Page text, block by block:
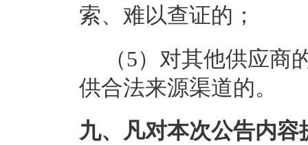
索、难以查证的；
（5）对其他供应
供合法来源渠道的。
九、凡对本次公告内